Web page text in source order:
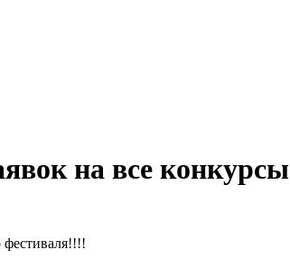
на все конкурсы